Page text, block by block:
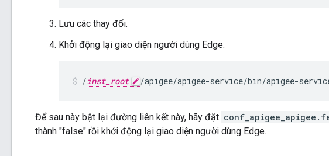
Lưu các thay đổi.
Khởi động lại giao diện người dùng Edge:
/inst_root /apigee/apigee-service/bin/apigee-
Để sau này bật lại đường liên kết này, hãy đặt
thành "false" rồi khởi động lại giao diện người dùng Edge.